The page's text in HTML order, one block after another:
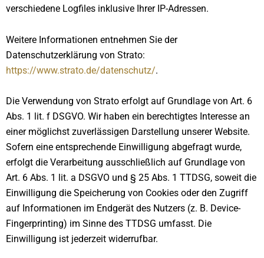
verschiedene Logfiles inklusive Ihrer IP-Adressen.
Weitere Informationen entnehmen Sie der
Datenschutzerklärung von Strato:
https://www.strato.de/datenschutz/.
Die Verwendung von Strato erfolgt auf Grundlage von Art. 6
Abs. 1 lit. f DSGVO. Wir haben ein berechtigtes Interesse an
einer möglichst zuverlässigen Darstellung unserer Website.
Sofern eine entsprechende Einwilligung abgefragt wurde,
erfolgt die Verarbeitung ausschließlich auf Grundlage von
Art. 6 Abs. 1 lit. a DSGVO und § 25 Abs. 1 TTDSG, soweit die
Einwilligung die Speicherung von Cookies oder den Zugriff
auf Informationen im Endgerät des Nutzers (z. B. Device-
Fingerprinting) im Sinne des TTDSG umfasst. Die
Einwilligung ist jederzeit widerrufbar.